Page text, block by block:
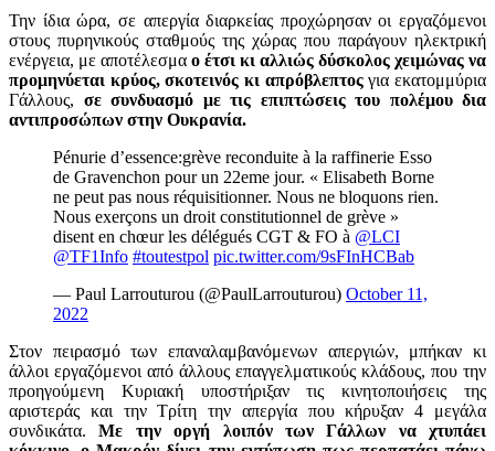
Την ίδια ώρα, σε απεργία διαρκείας προχώρησαν οι εργαζόμενοι
στους πυρηνικούς σταθμούς της χώρας που παράγουν ηλεκτρική
ενέργεια, με αποτέλεσμα ο έτσι κι αλλιώς δύσκολος χειμώνας να
προμηνύεται κρύος, σκοτεινός κι απρόβλεπτοςγια εκατομμύρια
Γάλλους, σε συνδυασμό με τις επιπτώσεις του πολέμου δια
αντιπροσώπων στην Ουκρανία.
Pénurie d’essence:grève reconduite à la raffinerie Esso
de Gravenchon pour un 22eme jour. « Elisabeth Borne
ne peut pas nous réquisitionner. Nous ne bloquons rien.
Nous exerçons un droit constitutionnel de grève »
disent en chœur les délégués CGT & FO à @LCI
@TF1Info #toutestpol pic.twitter.com/9sFInHCBab
— Paul Larrouturou (@PaulLarrouturou) October 11,
2022
Στον πειρασμό των επαναλαμβανόμενων απεργιών, μπήκαν κι
άλλοι εργαζόμενοι από άλλους επαγγελματικούς κλάδους, που την
προηγούμενη Κυριακή υποστήριξαν τις κινητοποιήσεις της
αριστεράς και την Τρίτη την απεργία που κήρυξαν 4 μεγάλα
συνδικάτα.Με την οργή λοιπόν των Γάλλων να χτυπάει